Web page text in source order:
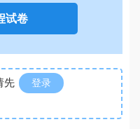
试卷
先 登录